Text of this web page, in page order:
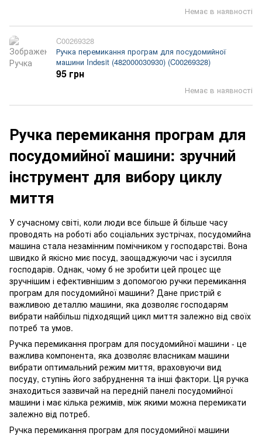
Немає в наявності
C00269328
Ручка перемикання програм для посудомийної
машини Indesit (482000030930) (C00269328)
Немає в наявності
95 грн
Ручка перемикання програм для
посудомийної машини: зручний
інструмент для вибору циклу
миття
У сучасному світі, коли люди все більше й більше часу
проводять на роботі або соціальних зустрічах, посудомийна
машина стала незамінним помічником у господарстві. Вона
швидко й якісно миє посуд, заощаджуючи час і зусилля
господарів. Однак, чому б не зробити цей процес ще
зручнішим і ефективнішим з допомогою ручки перемикання
програм для посудомийної машини? Дане пристрій є
важливою деталлю машини, яка дозволяє господарям
вибрати найбільш підходящий цикл миття залежно від своїх
потреб та умов.
Ручка перемикання програм для посудомийної машини - це
важлива компонента, яка дозволяє власникам машини
вибрати оптимальний режим миття, враховуючи вид
посуду, ступінь його забруднення та інші фактори. Ця ручка
знаходиться зазвичай на передній панелі посудомийної
машини і має кілька режимів, між якими можна перемикати
залежно від потреб.
Ручка перемикання програм для посудомийної машини